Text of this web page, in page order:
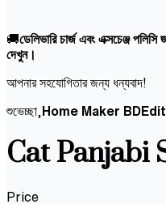
🚚ডেলিভারি চার্জ এবং এক্সচেঞ্জ
দেখুন।
আপনার সহযোগিতার জন্য ধন্যবাদ!
শুভেচ্ছা, Home Maker
Cat Panjabi
Price